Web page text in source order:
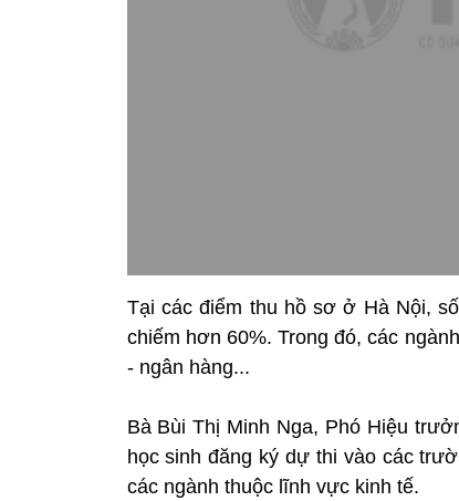
Tại các điểm thu hồ sơ ở Hà Nội,
chiếm hơn 60%. Trong đó, các
- ngân hàng...
Bà Bùi Thị Minh Nga, Phó Hiệu
học sinh đăng ký dự thi vào các
các ngành thuộc lĩnh vực kinh tế.